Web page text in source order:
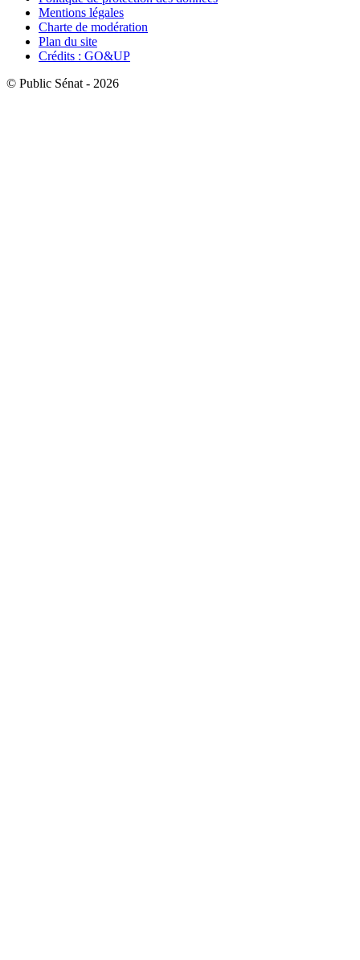
Mentions légales
Charte de modération
Plan du site
Crédits : GO&UP
© Public Sénat - 2026